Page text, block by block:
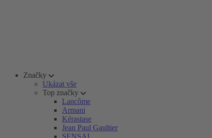
Značky
Ukázat vše
Top značky
Lancôme
Armani
Kérastase
Jean Paul Gaultier
SENSAI